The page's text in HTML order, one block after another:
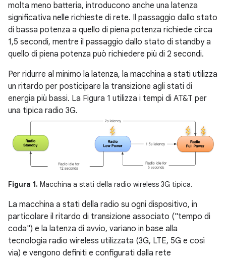
molta meno batteria, introducono anche una latenza
significativa nelle richieste di rete. Il passaggio dallo stato
di bassa potenza a quello di piena potenza richiede circa
1,5 secondi, mentre il passaggio dallo stato di standby a
quello di piena potenza può richiedere più di 2 secondi.
Per ridurre al minimo la latenza, la macchina a stati utilizza
un ritardo per posticipare la transizione agli stati di
energia più bassi. La Figura 1 utilizza i tempi di AT&T per
una tipica radio 3G.
Figura 1. Macchina a stati della radio wireless 3G tipica.
La macchina a stati della radio su ogni dispositivo, in
particolare il ritardo di transizione associato ("tempo di
coda") e la latenza di avvio, variano in base alla
tecnologia radio wireless utilizzata (3G, LTE, 5G e così
via) e vengono definiti e configurati dalla rete